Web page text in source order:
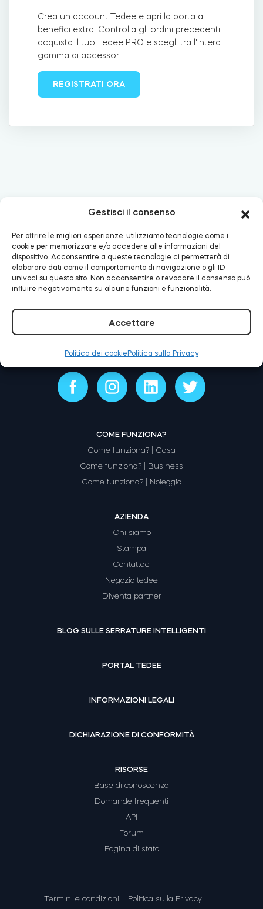
Gestisci il consenso
Per offrire le migliori esperienze, utilizziamo tecnologie come i
cookie per memorizzare e/o accedere alle informazioni del
dispositivo. Acconsentire a queste tecnologie ci permetterà di
elaborare dati come il comportamento di navigazione o gli ID
univoci su questo sito. Non acconsentire o revocare il consenso può
influire negativamente su alcune funzioni e funzionalità.
Accettare
Politica dei cookie Politica sulla Privacy
Door Sensor
Casa acces
Tedee Biometric Module
Modulo relè intelligente BleBox
Tedee GO2
Acquista ora
Crea un account Tedee e apri la porta a
benefici extra. Controlla gli ordini precedenti,
acquista il tuo Tedee PRO e scegli tra l'intera
gamma di accessori.
REGISTRATI ORA
E-mail: support@tedee.com Telefono:
+48
22 307 72 67
COME FUNZIONA?
Come funziona? | Casa
Come funziona? | Business
Come funziona? | Noleggio
AZIENDA
Chi siamo
Stampa
Contattaci
Negozio tedee
Diventa partner
BLOG SULLE SERRATURE INTELLIGENTI
PORTAL TEDEE
INFORMAZIONI LEGALI
DICHIARAZIONE DI CONFORMITÀ
RISORSE
Base di conoscenza
Domande frequenti
API
Forum
Pagina di stato
Termini e condizioni Politica sulla Privacy